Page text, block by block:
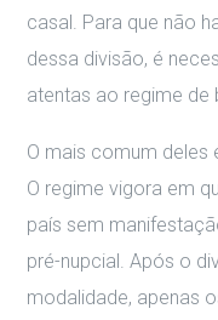
casal. Para que não
dessa divisão, é
atentas ao regime de
O mais comum deles
O regime vigora em
país sem
pré-nupcial. Após o
modalidade, apenas